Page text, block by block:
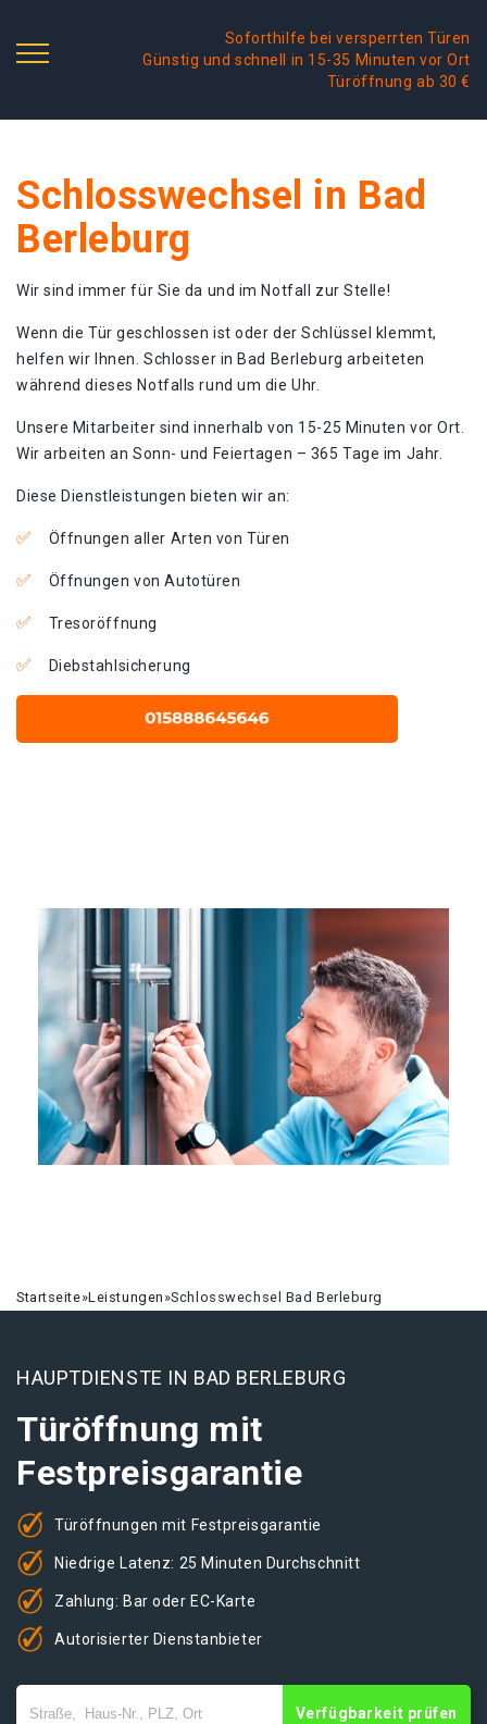
Soforthilfe bei versperrten Türen
Günstig und schnell in 15-35 Minuten vor Ort
Türöffnung ab 30 €
Schlosswechsel in Bad
Berleburg
Wir sind immer für Sie da und im Notfall zur Stelle!
Wenn die Tür geschlossen ist oder der Schlüssel klemmt,
helfen wir Ihnen. Schlosser in Bad Berleburg arbeiteten
während dieses Notfalls rund um die Uhr.
Unsere Mitarbeiter sind innerhalb von 15-25 Minuten vor Ort.
Wir arbeiten an Sonn- und Feiertagen – 365 Tage im Jahr.
Diese Dienstleistungen bieten wir an:
Öffnungen aller Arten von Türen
Öffnungen von Autotüren
Tresoröffnung
Diebstahlsicherung
Startseite»Leistungen»Schlosswechsel Bad Berleburg
HAUPTDIENSTE IN BAD BERLEBURG
Türöffnung mit
Festpreisgarantie
Türöffnungen mit Festpreisgarantie
Niedrige Latenz: 25 Minuten Durchschnitt
Zahlung: Bar oder EC-Karte
Autorisierter Dienstanbieter
Verfügbarkeit prüfen